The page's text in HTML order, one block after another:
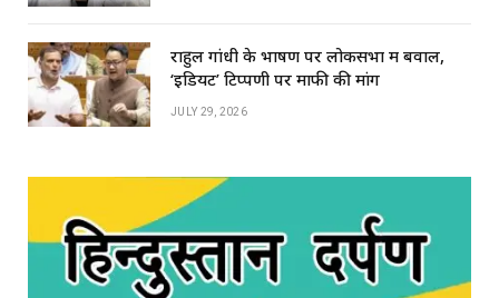
राहुल गांधी के भाषण पर लोकसभा में बवाल,
‘इडियट’ टिप्पणी पर माफी की मांग
JULY 29, 2026